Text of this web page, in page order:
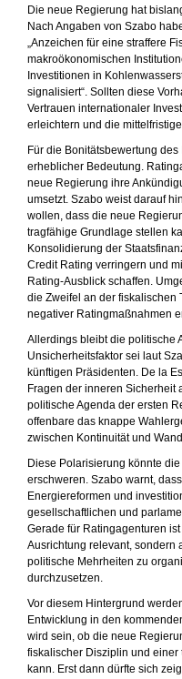
Die neue Regierung hat
Nach Angaben von Szabo
„Anzeichen für eine straffere
makroökonomischen
Investitionen in
signalisiert“. Sollten diese
Vertrauen internationaler
erleichtern und die
Für die Bonitätsbewertung
erheblicher Bedeutung.
neue Regierung ihre
umsetzt. Szabo weist darauf
wollen, dass die neue
tragfähige Grundlage stellen
Konsolidierung der
Credit Rating verringern und
Rating-Ausblick schaffen.
die Zweifel an der fiskalischen
negativer Ratingmaßnahmen
Allerdings bleibt die politische
Unsicherheitsfaktor sei laut
künftigen Präsidenten. De la
Fragen der inneren Sicherheit
politische Agenda der ersten
offenbare das knappe
zwischen Kontinuität und
Diese Polarisierung könnte
erschweren. Szabo warnt,
Energiereformen und
gesellschaftlichen und
Gerade für Ratingagenturen
Ausrichtung relevant, sondern
politische Mehrheiten zu
durchzusetzen.
Vor diesem Hintergrund
Entwicklung in den
wird sein, ob die neue
fiskalischer Disziplin und
kann. Erst dann dürfte sich